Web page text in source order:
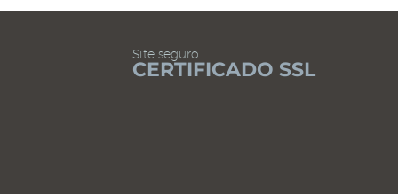
Site seguro
CERTIFICADO SSL